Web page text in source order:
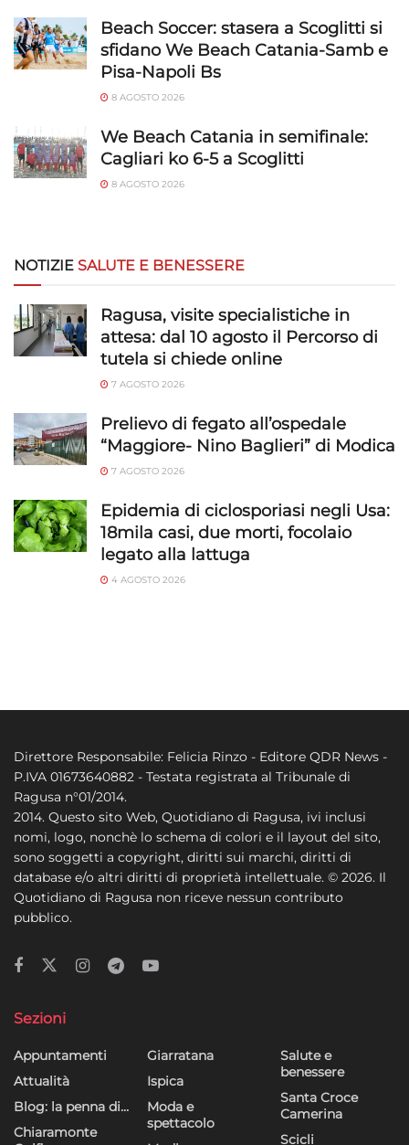
Beach Soccer: stasera a Scoglitti si
sfidano We Beach Catania-Samb e
Pisa-Napoli Bs
8 AGOSTO 2026
We Beach Catania in semifinale:
Cagliari ko 6-5 a Scoglitti
8 AGOSTO 2026
NOTIZIE SALUTE E BENESSERE
Ragusa, visite specialistiche in
attesa: dal 10 agosto il Percorso di
tutela si chiede online
7 AGOSTO 2026
Prelievo di fegato all’ospedale
“Maggiore- Nino Baglieri” di Modica
7 AGOSTO 2026
Epidemia di ciclosporiasi negli Usa:
18mila casi, due morti, focolaio
legato alla lattuga
4 AGOSTO 2026
Direttore Responsabile: Felicia Rinzo - Editore QDR News -
P.IVA 01673640882 - Testata registrata al Tribunale di
Ragusa n°01/2014.
2014. Questo sito Web, Quotidiano di Ragusa, ivi inclusi
nomi, logo, nonchè lo schema di colori e il layout del sito,
sono soggetti a copyright, diritti sui marchi, diritti di
database e/o altri diritti di proprietà intellettuale. © 2026. Il
Quotidiano di Ragusa non riceve nessun contributo
pubblico.
Sezioni
Appuntamenti
Attualità
Blog: la penna di…
Chiaramonte
Giarratana
Ispica
Moda e
spettacolo
Salute e
benessere
Santa Croce
Camerina
Scicli